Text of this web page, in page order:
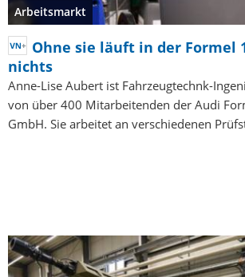
Arbeitsmarkt
Ohne sie läuft in der Formel
nichts
Anne-Lise Aubert ist Fahrzeugtechnk-
von über 400 Mitarbeitenden der Audi
GmbH. Sie arbeitet an verschiedenen